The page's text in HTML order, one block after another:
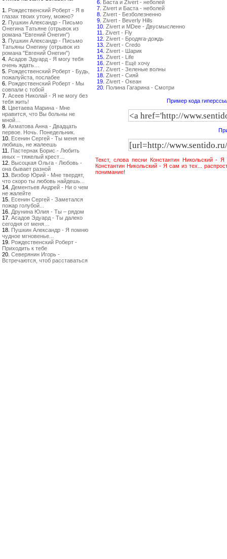
1. Рождественский Роберт - Я в
глазах твоих утону, можно?
2. Пушкин Александр - Письмо
Онегина Татьяне (отрывок из
романа "Евгений Онегин")
3. Пушкин Александр - Письмо
Татьяны Онегину (отрывок из
романа "Евгений Онегин")
4. Асадов Эдуард - Я могу тебя
очень ждать…
5. Рождественский Роберт - Будь,
пожалуйста, послабее
6. Рождественский Роберт - Мы
совпали с тобой
7. Асеев Николай - Я не могу без
тебя жить!
8. Цветаева Марина - Мне
нравится, что Вы больны не
мной…
9. Ахматова Анна - Двадцать
первое. Ночь. Понедельник.
10. Есенин Сергей - Ты меня не
любишь, не жалеешь
11. Пастернак Борис - Любить
иных – тяжелый крест…
12. Высоцкая Ольга - Любовь -
она бывает разной
13. Визбор Юрий - Мне твердят,
что скоро ты любовь найдешь...
14. Дементьев Андрей - Ни о чем
не жалейте
15. Есенин Сергей - Заметался
пожар голубой...
16. Друнина Юлия - Ты – рядом
17. Асадов Эдуард - Ты далеко
сегодня от меня…
18. Пушкин Александр - Я помню
чудное мгновенье...
19. Рождественский Роберт -
Приходить к тебе
20. Северянин Игорь -
Встречаются, чтоб расставаться
6.
Баста и Zivert - неболей
7. Zivert и Баста - неболей
8. Zivert - Безболезненно
9. Zivert - Beverly Hills
10. Zivert и MDee - Двусмысленно
11. Zivert - Fly
12. Zivert - Бродяга-дождь
13. Zivert - Credo
14. Zivert - Шарик
15. Zivert - Life
16. Zivert - Ещё хочу
17. Zivert - Зеленые волны
18. Zivert - Сияй
19. Zivert - Океан
20. Полина Гагарина - Смотри
Пример кода
Текст, слова песни Константин Никольский -
Константин Никольский - Я сам из тех...
понимание!